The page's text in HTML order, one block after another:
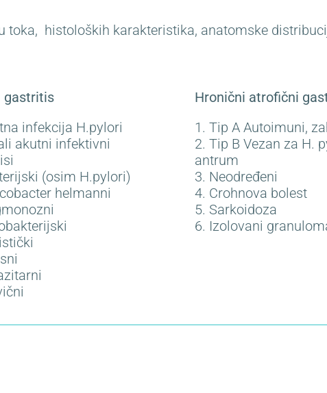
toka, histoloških karakteristika, anatomske
gastritis
infekcija H.pylori
akutni infektivni
(osim H.pylori)
helmanni
Hronični atrofični
1. Tip A Autoimuni,
2. Tip B Vezan za H.
antrum
3. Neodređeni
4. Crohnova bolest
5. Sarkoidoza
6. Izolovani